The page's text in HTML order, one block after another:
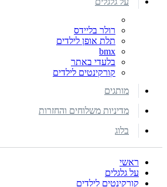
רולר בליידס
תלת אופן לילדים
bmx
בלעדי באתר
קורקינטים לילדים
מותגים
מדיניות משלוחים והחזרות
בלוג
ראשי
על גלגלים
קורקינטים לילדים